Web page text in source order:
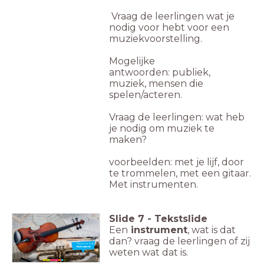
Vraag de leerlingen wat je
nodig voor hebt voor een
muziekvoorstelling.
Mogelijke
antwoorden: publiek,
muziek, mensen die
spelen/acteren.
Vraag de leerlingen: wat heb
je nodig om muziek te
maken?
voorbeelden: met je lijf, door
te trommelen, met een gitaar.
Met instrumenten.
Nieuw woord:
Instrument
Slide 7 - Tekstslide
Een instrument, wat is dat
dan? vraag de leerlingen of zij
weten wat dat is.